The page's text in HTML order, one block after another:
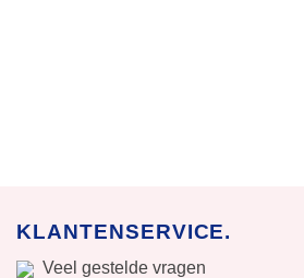
KLANTENSERVICE.
Veel gestelde vragen